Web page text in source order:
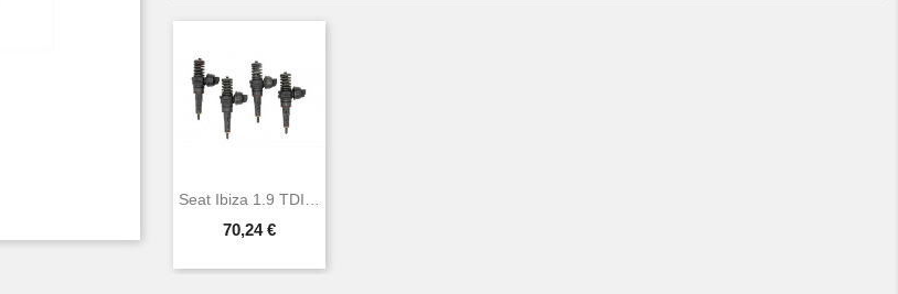
70,24 €